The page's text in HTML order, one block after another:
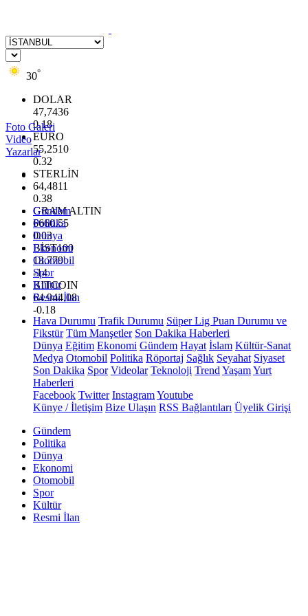
30°
DOLAR
47,7436
0.18
EURO
55,2510
0.32
STERLİN
64,4811
0.38
GRAM ALTIN
6660.55
0.03
BİST100
13.779
-14
BITCOIN
64.944,08
-0.18
Foto Galeri
Video
Yazarlar
Gündem
Politika
Dünya
Ekonomi
Otomobil
Spor
Kültür
Resmi İlan
Hava Durumu Trafik Durumu Süper Lig Puan Durumu ve
Fikstür Tüm Manşetler Son Dakika Haberleri
Dünya Eğitim Ekonomi Gündem Hayat İslam Kültür-Sanat
Medya Otomobil Politika Röportaj Sağlık Seyahat Siyaset
Son Dakika Spor Videolar Teknoloji Trend YaşamYurt
Haberleri
Facebook Twitter InstagramYoutube
Künye / İletişim Bize Ulaşın RSS Bağlantıları Üyelik Girişi
Gündem
Politika
Dünya
Ekonomi
Otomobil
Spor
Kültür
Resmi İlan